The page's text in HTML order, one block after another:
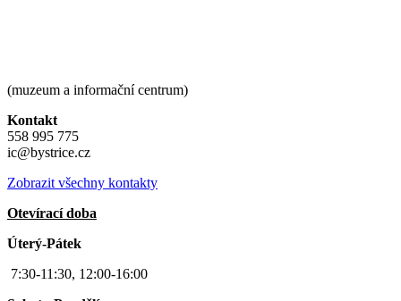
(muzeum a informační centrum)
Kontakt
558 995 775
ic@bystrice.cz
Zobrazit všechny kontakty
Otevírací doba
Úterý-Pátek
7:30-11:30, 12:00-16:00